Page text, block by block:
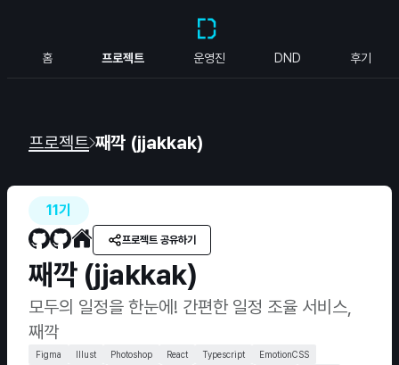
홈 프로젝트 운영진 DND 후기
프로젝트 째깍 (jjakkak)
11기
프로젝트 공유하기
째깍 (jjakkak)
모두의 일정을 한눈에! 간편한 일정 조율 서비스,
째깍
Figma Illust Photoshop React Typescript
EmotionCSS